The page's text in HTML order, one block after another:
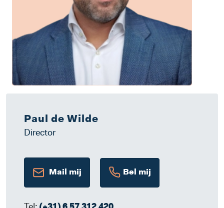
Paul de Wilde
Director
Mail mij Bel mij